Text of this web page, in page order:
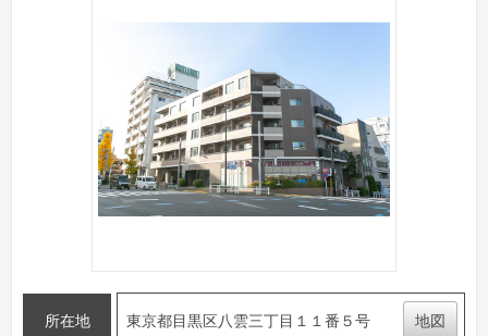
所在地 東京都目黒区八雲三丁目１１番５号 地図